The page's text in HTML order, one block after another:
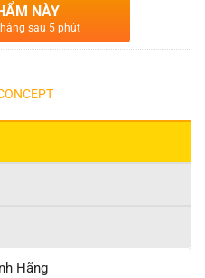
NÀY
sau 5 phút
Hãng